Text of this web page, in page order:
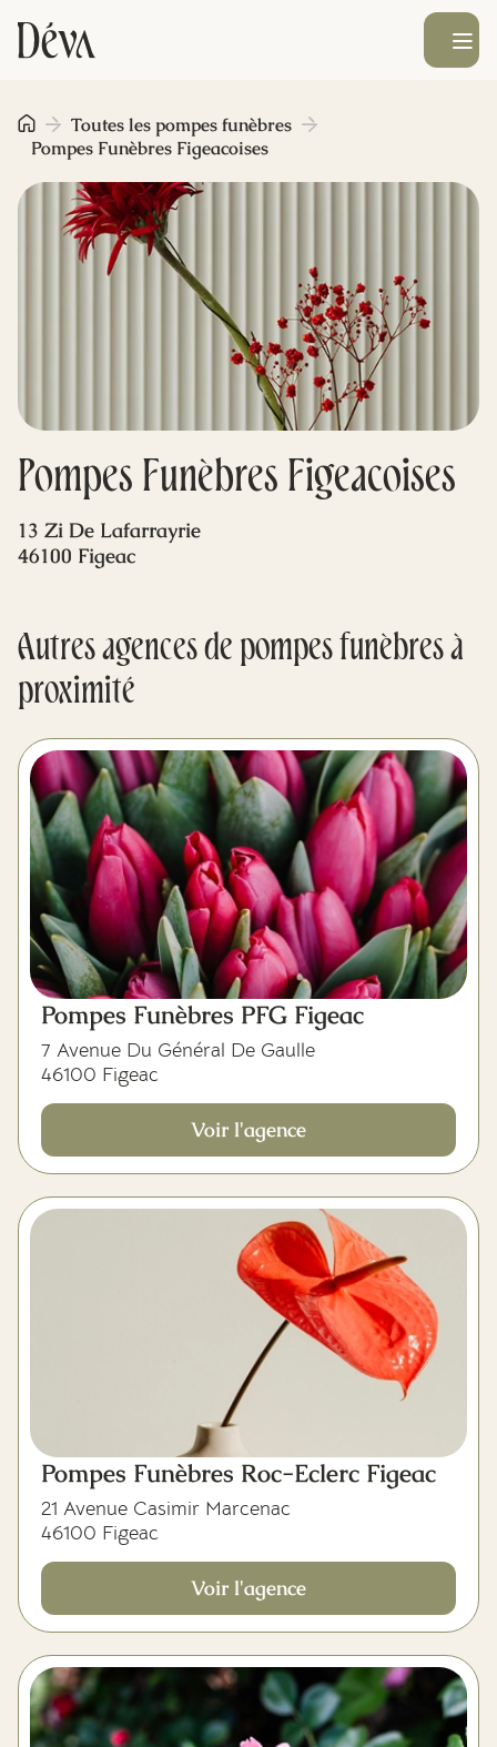
Obsèques
Prévoyance
Monument funéraire
Livraison de fleurs
Blog
Ouvrir le
Pompes Funèbres Figeacoises
Toutes les pompes funèbres
Pompes Funèbres Figeacoises
13 Zi De Lafarrayrie
46100 Figeac
Autres agences de pompes funèbres à
proximité
Pompes Funèbres PFG Figeac
7 Avenue Du Général De Gaulle
46100 Figeac
Voir l'agence
Pompes Funèbres Roc-Eclerc Figeac
21 Avenue Casimir Marcenac
46100 Figeac
Voir l'agence